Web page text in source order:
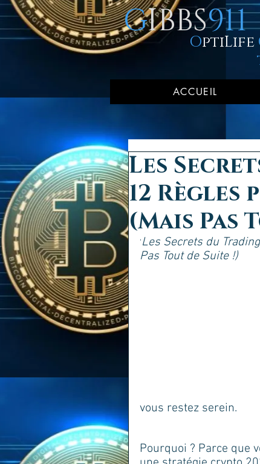
GIBBS911
OptiLife
ACCUEIL
Les
12 Règles
(Mais Pas
'Les Secrets du
Pas Tout de Suite !)
vous restez serein.
Pourquoi ? Parce que